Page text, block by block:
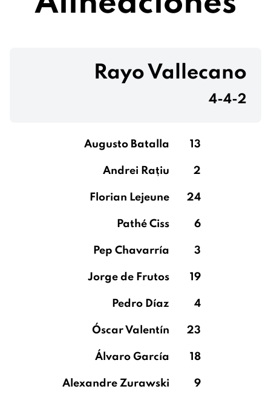
Rayo Vallecano
4-4-2
Augusto Batalla 13
Andrei Rațiu 2
Florian Lejeune 24
Pathé Ciss 6
Pep Chavarría 3
Jorge de Frutos 19
Pedro Díaz 4
Óscar Valentín 23
Álvaro García 18
Alexandre Zurawski 9